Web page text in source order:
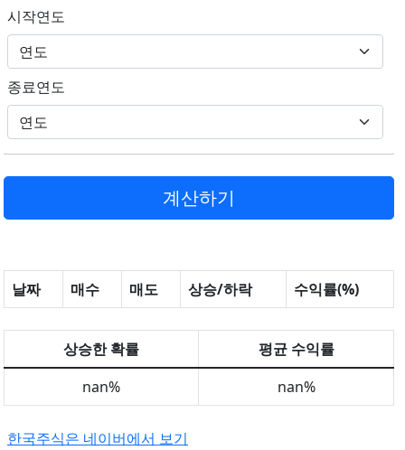
시작연도
종료연도
날짜 매수 매도 상승/하락 수익률(%)
상승한 확률
평균 수익률
nan%
nan%
한국주식은 네이버에서 보기